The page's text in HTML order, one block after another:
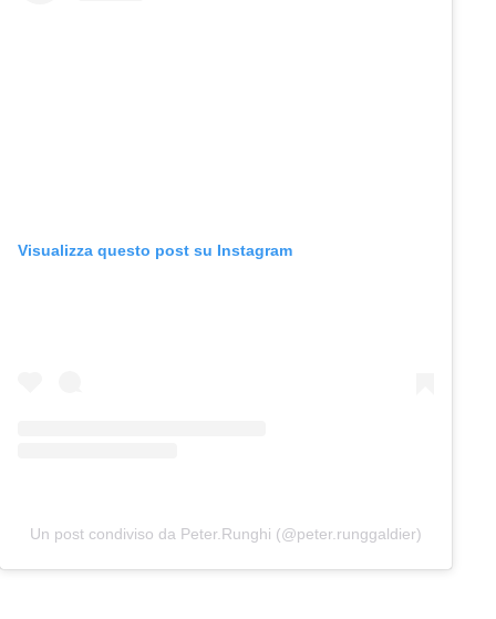
Visualizza questo post su Instagram
Un post condiviso da Peter.Runghi (@peter.runggaldier)